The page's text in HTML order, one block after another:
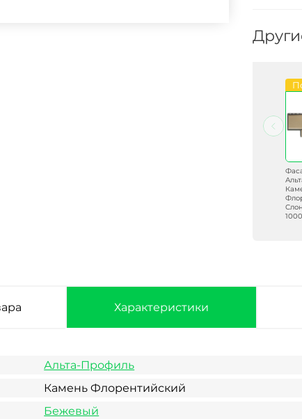
Характеристики
Альта-Профиль
Камень Флорентийский
Бежевый